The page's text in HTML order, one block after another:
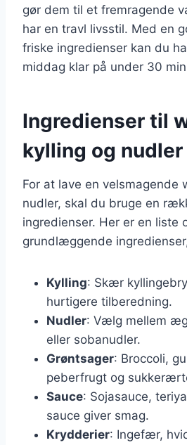
gør dem til et fremragende
har en travl livsstil. Med en
friske ingredienser kan du
middag klar på under 30
Ingredienser til
kylling og nudler
For at lave en velsmagende
nudler, skal du bruge en
ingredienser. Her er en liste
grundlæggende
Kylling: Skær
hurtigere tilberedning.
Nudler: Vælg mellem
eller sobanudler.
Grøntsager: Broccoli,
peberfrugt og
Sauce: Sojasauce,
sauce giver smag.
Krydderier: Ingefær,